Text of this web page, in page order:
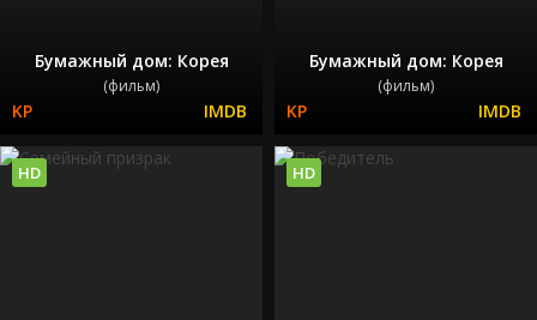
Бумажный дом: Корея
(фильм)
Бумажный дом: Корея
(фильм)
HD HD